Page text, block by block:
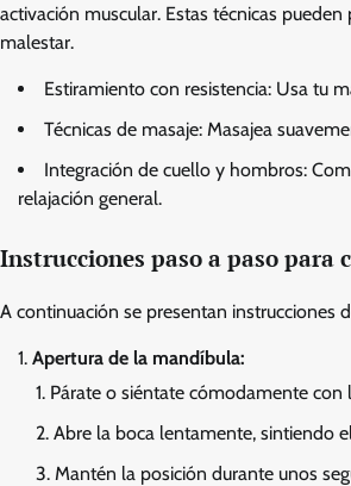
activación muscular. Estas técnicas
malestar.
Estiramiento con resistencia: Usa tu
Técnicas de masaje: Masajea
Integración de cuello y hombros:
relajación general.
Instrucciones paso a paso para
A continuación se presentan instrucciones
Apertura de la mandíbula:
Párate o siéntate cómodamente con
Abre la boca lentamente, sintiendo
Mantén la posición durante unos